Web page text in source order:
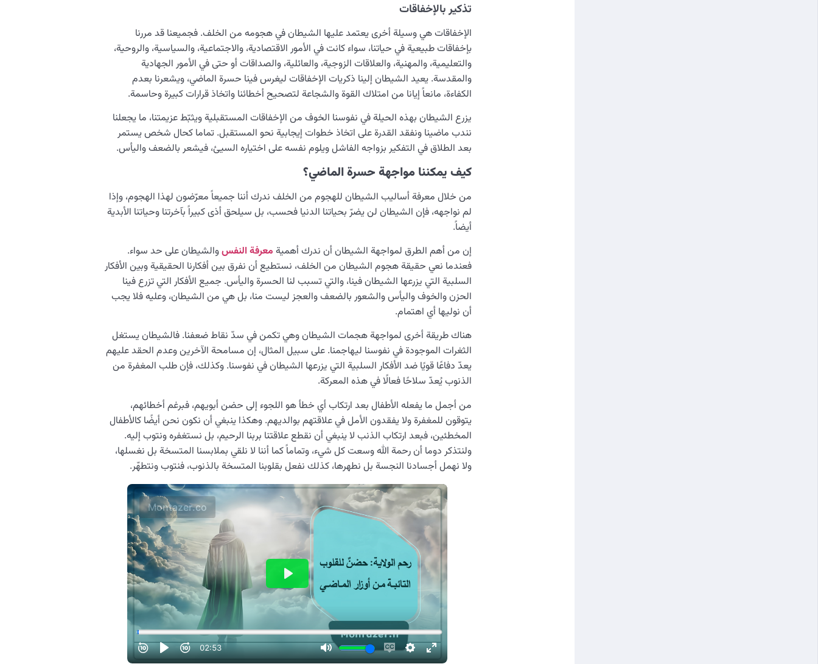
تذكير بالإخفاقات
الإخفاقات هي وسيلة أخرى يعتمد عليها الشيطان في هجومه من الخلف. فجميعنا قد مررنا
بإخفاقات طبيعية في حياتنا، سواء كانت في الأمور الاقتصادية، والاجتماعية، والسياسية، والروحية،
والتعليمية، والمهنية، والعلاقات الزوجية، والعائلية، والصداقات أو حتى في الأمور الجهادية
والمقدسة. يعيد الشيطان إلينا ذكريات الإخفاقات ليغرس فينا حسرة الماضي، ويشعرنا بعدم
الكفاءة، مانعاً إيانا من امتلاك القوة والشجاعة لتصحيح أخطائنا واتخاذ قرارات كبيرة وحاسمة.
يزرع الشيطان بهذه الحيلة في نفوسنا الخوف من الإخفاقات المستقبلية ويثبّط عزيمتنا، ما يجعلنا
نندب ماضينا ونفقد القدرة على اتخاذ خطوات إيجابية نحو المستقبل. تماما كحال شخص يستمر
بعد الطلاق في التفكير بزواجه الفاشل ويلوم نفسه على اختياره السيئ، فيشعر بالضعف واليأس.
كيف يمكننا مواجهة حسرة الماضي؟
من خلال معرفة أساليب الشيطان للهجوم من الخلف ندرك أننا جميعاً معرّضون لهذا الهجوم، وإذا
لم نواجهه، فإن الشيطان لن يضرّ بحياتنا الدنيا فحسب، بل سيلحق أذى كبيراً بآخرتنا وحياتنا الأبدية
أيضاً.
إن من أهم الطرق لمواجهة الشيطان أن ندرك أهمية معرفة النفسوالشيطان على حد سواء.
فعندما نعي حقيقة هجوم الشيطان من الخلف، نستطيع أن نفرق بين أفكارنا الحقيقية وبين الأفكار
السلبية التي يزرعها الشيطان فينا، والتي تسبب لنا الحسرة واليأس. جميع الأفكار التي تزرع فينا
الحزن والخوف واليأس والشعور بالضعف والعجز ليست منا، بل هي من الشيطان، وعليه فلا يجب
أن نوليها أي اهتمام.
هناك طريقة أخرى لمواجهة هجمات الشيطان وهي تكمن في سدّ نقاط ضعفنا. فالشيطان يستغل
الثغرات الموجودة في نفوسنا ليهاجمنا. على سبيل المثال، إن مسامحة الآخرين وعدم الحقد عليهم
يعدّ دفاعًا قويًا ضد الأفكار السلبية التي يزرعها الشيطان في نفوسنا. وكذلك، فإن طلب المغفرة من
الذنوب يُعدّ سلاحًا فعالًا في هذه المعركة.
من أجمل ما يفعله الأطفال بعد ارتكاب أي خطأ هو اللجوء إلى حضن أبويهم، فبرغم أخطائهم،
يتوقون للمغفرة ولا يفقدون الأمل في علاقتهم بوالديهم. وهكذا ينبغي أن نكون نحن أيضًا كالأطفال
المخطئين، فبعد ارتكاب الذنب لا ينبغي أن نقطع علاقتنا بربنا الرحيم، بل نستغفره ونتوب إليه.
ولنتذكر دوما أن رحمة الله وسعت كل شيء، وتماماً كما أننا لا نلقي بملابسنا المتسخة بل نغسلها،
ولا نهمل أجسادنا النجسة بل نطهرها، كذلك نفعل بقلوبنا المتسخة بالذنوب، فنتوب ونتطهّر.